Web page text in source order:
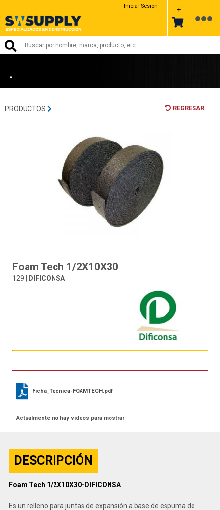
Iniciar Sesión +
•
PRODUCTOS REGRESAR
Foam Tech 1/2X10X30
129 | DIFICONSA
Ficha_Tecnica-FOAMTECH.pdf
Actualmente no hay videos para mostrar
DESCRIPCIÓN
Foam Tech 1/2X10X30-DIFICONSA
Es un relleno para juntas de expansión a base de espuma de